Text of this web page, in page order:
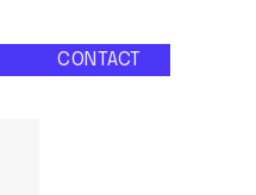
CONTACT